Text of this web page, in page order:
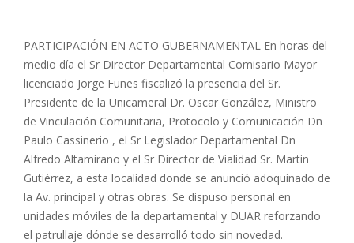
PARTICIPACIÓN EN ACTO GUBERNAMENTAL En horas del
medio día el Sr Director Departamental Comisario Mayor
licenciado Jorge Funes fiscalizó la presencia del Sr.
Presidente de la Unicameral Dr. Oscar González, Ministro
de Vinculación Comunitaria, Protocolo y Comunicación Dn
Paulo Cassinerio , el Sr Legislador Departamental Dn
Alfredo Altamirano y el Sr Director de Vialidad Sr. Martin
Gutiérrez, a esta localidad donde se anunció adoquinado de
la Av. principal y otras obras. Se dispuso personal en
unidades móviles de la departamental y DUAR reforzando
el patrullaje dónde se desarrolló todo sin novedad.